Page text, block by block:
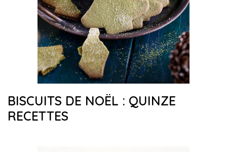
BISCUITS DE NOËL : QUINZE
RECETTES